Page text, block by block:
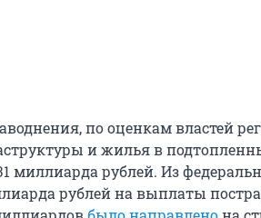
по оценкам властей
и жилья в
миллиарда рублей. Из
рублей на выплаты